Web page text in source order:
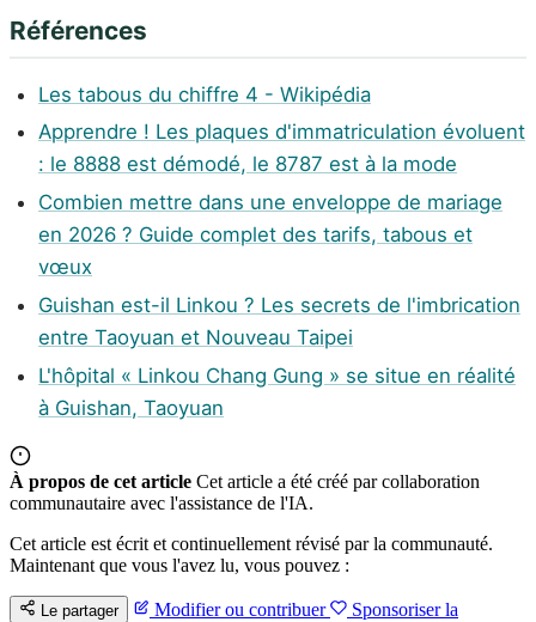
Références
Les tabous du chiffre 4 - Wikipédia
Apprendre ! Les plaques d'immatriculation évoluent
: le 8888 est démodé, le 8787 est à la mode
Combien mettre dans une enveloppe de mariage
en 2026 ? Guide complet des tarifs, tabous et
vœux
Guishan est-il Linkou ? Les secrets de l'imbrication
entre Taoyuan et Nouveau Taipei
L'hôpital « Linkou Chang Gung » se situe en réalité
à Guishan, Taoyuan
À propos de cet article Cet article a été créé par collaboration
communautaire avec l'assistance de l'IA.
Cet article est écrit et continuellement révisé par la communauté.
Maintenant que vous l'avez lu, vous pouvez :
Le partager Modifier ou contribuer
Sponsoriser la